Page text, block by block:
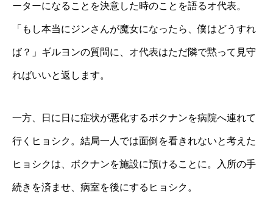
ーターになることを決意した時のことを語るオ代表。
「もし本当にジンさんが魔女になったら、僕はどうすれ
ば？」ギルヨンの質問に、オ代表はただ隣で黙って見守
ればいいと返します。
一方、日に日に症状が悪化するボクナンを病院へ連れて
行くヒョシク。結局一人では面倒を看きれないと考えた
ヒョシクは、ボクナンを施設に預けることに。入所の手
続きを済ませ、病室を後にするヒョシク。